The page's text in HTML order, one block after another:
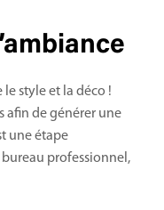
style et la déco !
afin de générer une
une étape
professionnel,